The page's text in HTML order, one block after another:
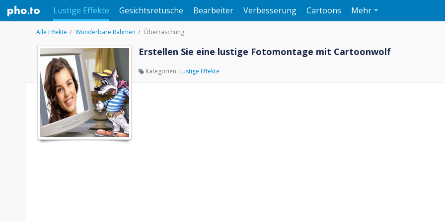
Lustige Effekte Gesichtsretusche Bearbeiter Verbesserung Cartoons Mehr
Alle Effekte Wunderbare Rahmen Überraschung
Erstellen Sie eine lustige Fotomontage mit Cartoonwolf
Kategorien: Lustige Effekte